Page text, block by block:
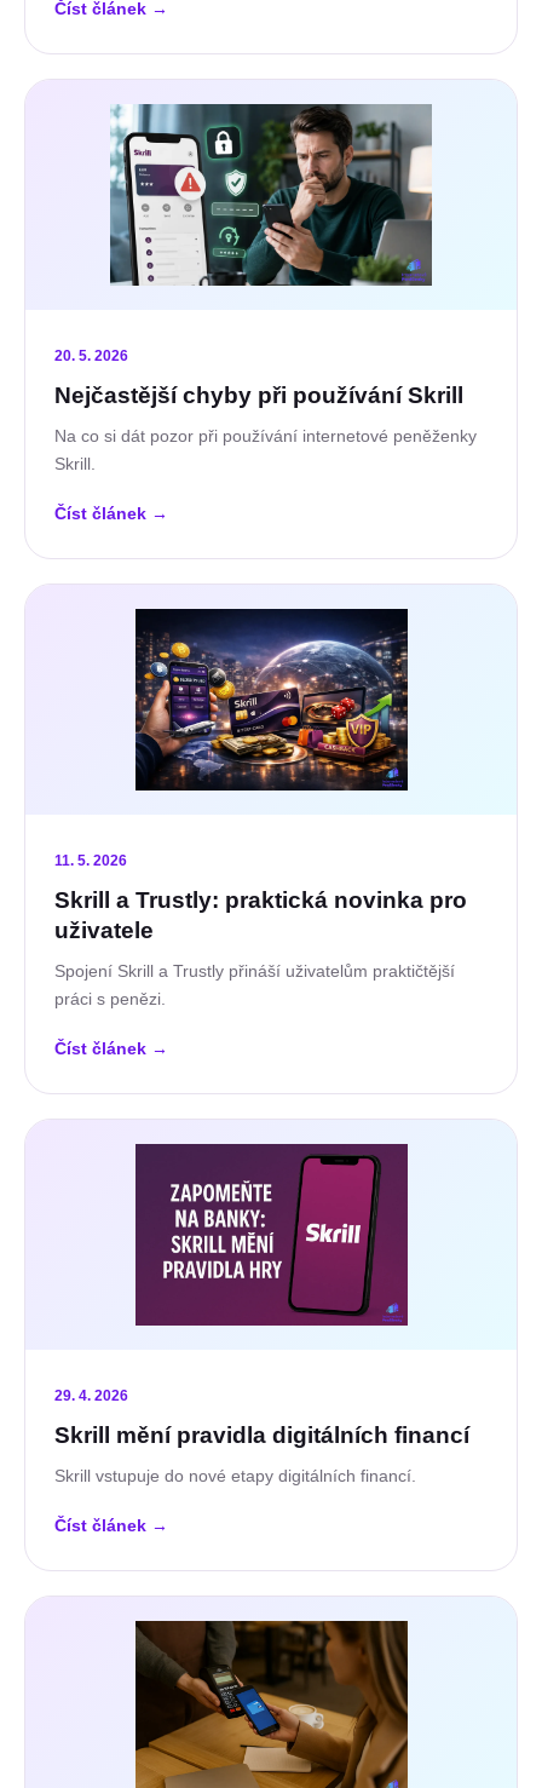
Číst článek →
20. 5. 2026
Nejčastější chyby při používání Skrill
Na co si dát pozor při používání internetové peněženky
Skrill.
Číst článek →
11. 5. 2026
Skrill a Trustly: praktická novinka pro
uživatele
Spojení Skrill a Trustly přináší uživatelům praktičtější
práci s penězi.
Číst článek →
29. 4. 2026
Skrill mění pravidla digitálních financí
Skrill vstupuje do nové etapy digitálních financí.
Číst článek →